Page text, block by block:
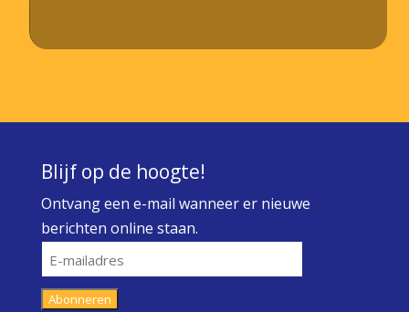
Blijf op de hoogte!
Ontvang een e-mail wanneer er nieuwe
berichten online staan.
E-
mailadres
Abonneren